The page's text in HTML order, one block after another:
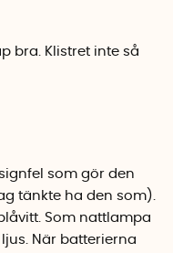
cm x 3 cm
bra. Klistret inte så
som gör den
tänkte ha den som).
Som nattlampa
När batterierna